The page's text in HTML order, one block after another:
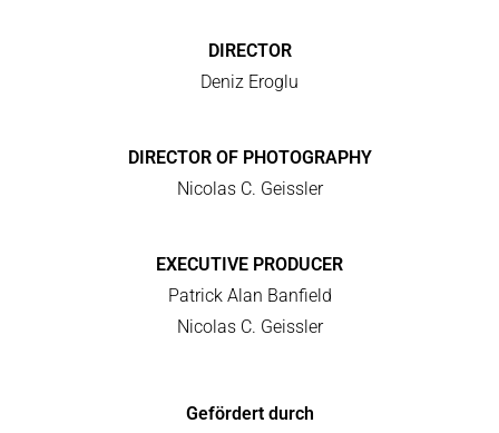
DIRECTOR
Deniz Eroglu
DIRECTOR OF PHOTOGRAPHY
Nicolas C. Geissler
EXECUTIVE PRODUCER
Patrick Alan Banfield
Nicolas C. Geissler
Gefördert durch